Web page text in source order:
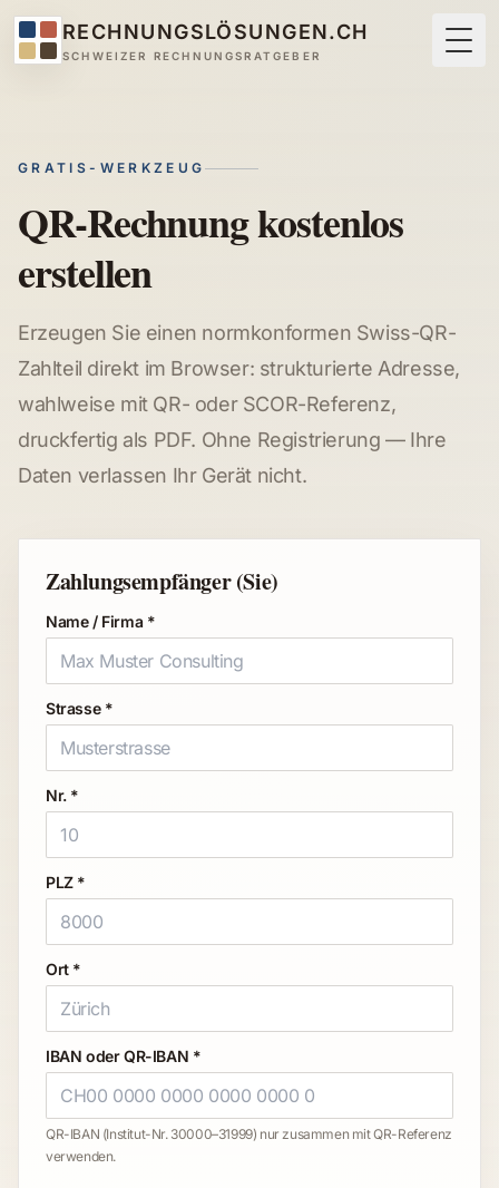
RECHNUNGSLÖSUNGEN.CH
SCHWEIZER RECHNUNGSRATGEBER
GRATIS-WERKZEUG
QR-Rechnung kostenlos
erstellen
Erzeugen Sie einen normkonformen Swiss-QR-
Zahlteil direkt im Browser: strukturierte Adresse,
wahlweise mit QR- oder SCOR-Referenz,
druckfertig als PDF. Ohne Registrierung — Ihre
Daten verlassen Ihr Gerät nicht.
Zahlungsempfänger (Sie)
Name / Firma *
Strasse *
Nr. *
PLZ *
Ort *
IBAN oder QR-IBAN *
QR-IBAN (Institut-Nr. 30000–31999) nur zusammen mit QR-Referenz
verwenden.